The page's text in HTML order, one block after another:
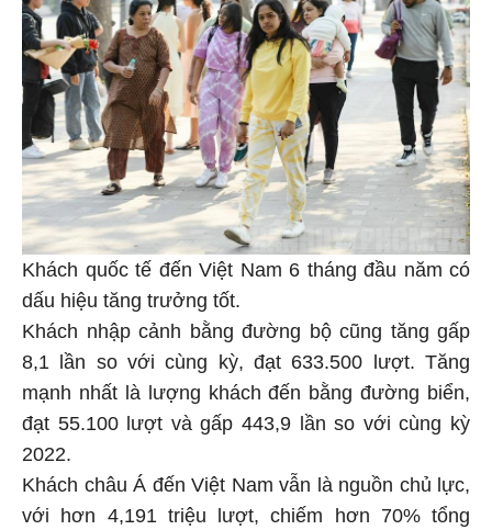
Khách quốc tế đến Việt Nam 6 tháng đầu năm có
dấu hiệu tăng trưởng tốt.
Khách nhập cảnh bằng đường bộ cũng tăng gấp
8,1 lần so với cùng kỳ, đạt 633.500 lượt. Tăng
mạnh nhất là lượng khách đến bằng đường biển,
đạt 55.100 lượt và gấp 443,9 lần so với cùng kỳ
2022.
Khách châu Á đến Việt Nam vẫn là nguồn chủ lực,
với hơn 4,191 triệu lượt, chiếm hơn 70% tổng